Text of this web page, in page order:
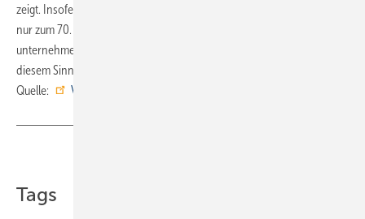
zeigt. Insofern kann man Martin Viessmann zu mehr gratulieren, als
nur zum 70. Geburtstag. Nämlich zu einer überragenden
unternehmerischen Leistung in den vergangenen Jahrzehnten. In
diesem Sinne: herzlichen Glückwunsch! ■
Quelle:
Viessmann
Tags